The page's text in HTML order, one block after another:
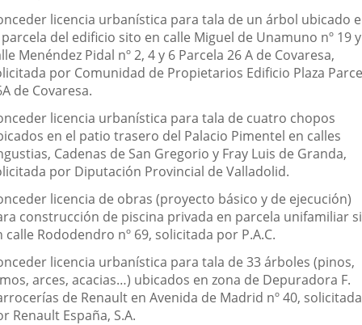
licencia urbanística para tala de un árbol ubicado
del edificio sito en calle Miguel de Unamuno nº 19 y
Menéndez Pidal nº 2, 4 y 6 Parcela 26 A de Covaresa,
por Comunidad de Propietarios Edificio Plaza
de Covaresa.
licencia urbanística para tala de cuatro chopos
en el patio trasero del Palacio Pimentel en calles
Cadenas de San Gregorio y Fray Luis de Granda,
por Diputación Provincial de Valladolid.
licencia de obras (proyecto básico y de ejecución)
construcción de piscina privada en parcela unifamiliar
calle Rododendro nº 69, solicitada por P.A.C.
licencia urbanística para tala de 33 árboles (pinos,
arces, acacias…) ubicados en zona de Depuradora F.
de Renault en Avenida de Madrid nº 40, solicitada
Renault España, S.A.